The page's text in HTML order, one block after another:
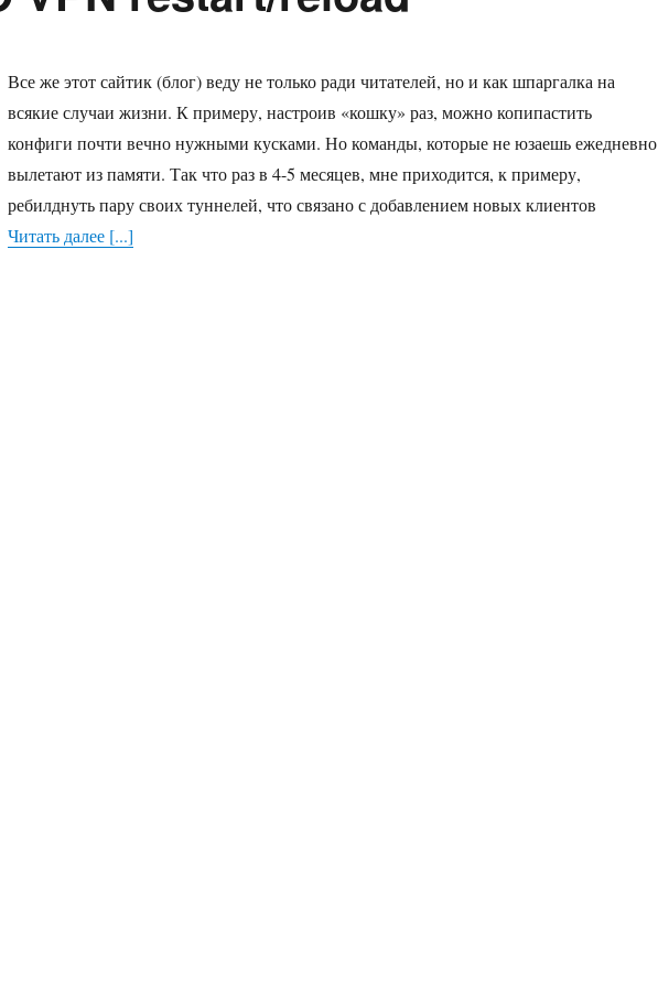
Все же этот сайтик (блог) веду не только ради читателей, но и как шпаргалка на
всякие случаи жизни. К примеру, настроив «кошку» раз, можно копипастить
конфиги почти вечно нужными кусками. Но команды, которые не юзаешь ежедневно
вылетают из памяти. Так что раз в 4-5 месяцев, мне приходится, к примеру,
ребилднуть пару своих туннелей, что связано с добавлением новых клиентов
Читать далее [...]